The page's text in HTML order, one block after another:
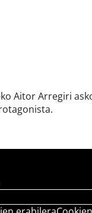
Aitor Arregiri